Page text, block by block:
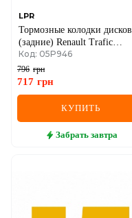
LPR
Тормозные колодки
(задние) Renault Trafic
II/Opel Vivaro A 01->14
Код: 05P946
796 грн
717 грн
КУПИТЬ
Забрать завтра